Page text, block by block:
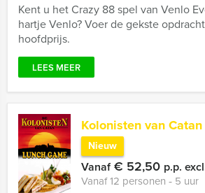
Kent u het Crazy 88 spel van Venlo
hartje Venlo? Voer de gekste
hoofdprijs.
LEES MEER
Kolonisten van
Nieuw
Vanaf€ 52,50 p.p.
Vanaf 12 personen ‐ 5 uur